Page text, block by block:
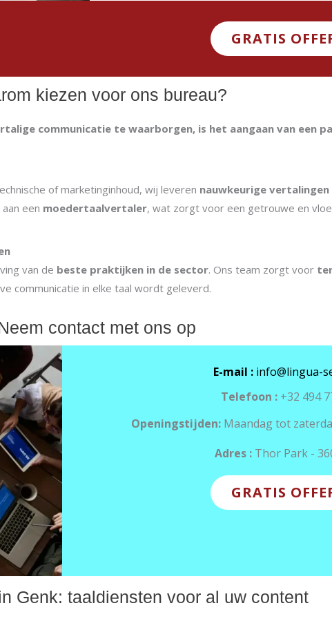
GRATIS
kiezen voor ons bureau?
communicatie te waarborgen, is het aangaan van een
of marketinginhoud, wij leveren nauwkeurige vertalingen
een moedertaalvertaler, wat zorgt voor een getrouwe en
van de beste praktijken in de sector. Ons team zorgt voor
communicatie in elke taal wordt geleverd.
contact met ons op
E-mail : info@lingua-
Telefoon :+32 494
Openingstijden: Maandag tot
Adres : Thor Park -
GRATIS
Genk: taaldiensten voor al uw content